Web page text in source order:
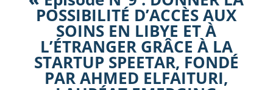
POSSIBILITÉ D’ACCÈS AUX
SOINS EN LIBYE ET À
L’ÉTRANGER GRÂCE À LA
STARTUP SPEETAR, FONDÉ
PAR AHMED ELFAITURI,